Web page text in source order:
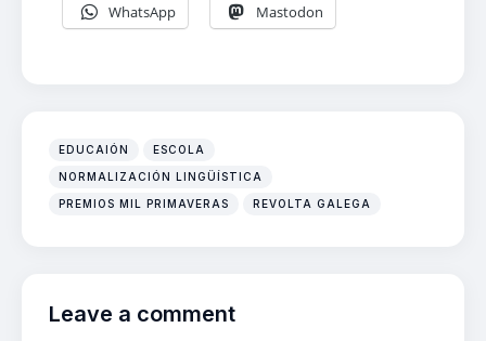
WhatsApp Mastodon
EDUCAIÓN ESCOLA
NORMALIZACIÓN LINGÜÍSTICA
PREMIOS MIL PRIMAVERAS REVOLTA GALEGA
Leave a comment